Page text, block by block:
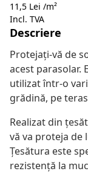
11,5 Lei /m²
Incl. TVA
Descriere
Protejați-vă de
acest parasolar.
utilizat într-o
grădină, pe
Realizat din
vă va proteja de
Țesătura este
rezistență la